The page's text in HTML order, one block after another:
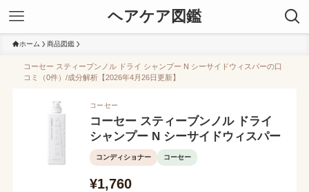
ヘアケア図鑑
ホーム 商品図鑑
コーセー スティーブンノル ドライ シャンプー N シーサイドウィスパーの口
コミ（0件）/成分解析【2026年4月26日更新】
コーセー
コーセー スティーブンノル ドライ
シャンプー N シーサイドウィスパー
コンディショナー コーセー
¥1,760